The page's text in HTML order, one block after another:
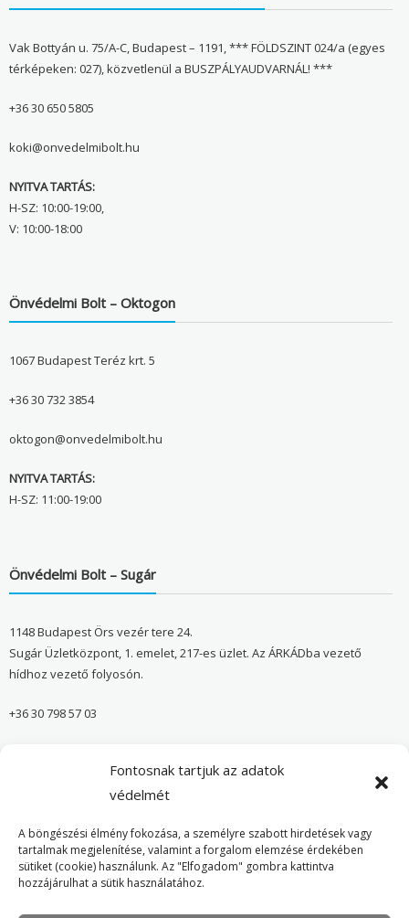
Fontosnak tartjuk az adatok
védelmét
A böngészési élmény fokozása, a személyre szabott hirdetések vagy
tartalmak megjelenítése, valamint a forgalom elemzése érdekében
sütiket (cookie) használunk. Az "Elfogadom" gombra kattintva
hozzájárulhat a sütik használatához.
Vak Bottyán u. 75/A-C, Budapest – 1191, *** FÖLDSZINT 024/a (egyes
térképeken: 027), közvetlenül a BUSZPÁLYAUDVARNÁL! ***
+36 30 650 5805
koki@onvedelmibolt.hu
NYITVA TARTÁS:
H-SZ: 10:00-19:00,
V: 10:00-18:00
Önvédelmi Bolt – Oktogon
1067 Budapest Teréz krt. 5
+36 30 732 3854
oktogon@onvedelmibolt.hu
NYITVA TARTÁS:
H-SZ: 11:00-19:00
Önvédelmi Bolt – Sugár
1148 Budapest Örs vezér tere 24.
Sugár Üzletközpont, 1. emelet, 217-es üzlet. Az ÁRKÁDba vezető
hídhoz vezető folyosón.
+36 30 798 57 03
Önvédelmi Bolt – Főoldal